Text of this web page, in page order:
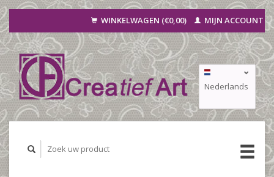
WINKELWAGEN (€0,00) MIJN ACCOUNT
Nederlands
Deutsch